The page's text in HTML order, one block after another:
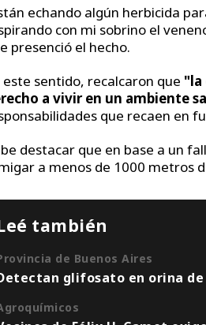
echando algún herbicida
con mi sobrino el
presenció el hecho.
este sentido, recalcaron que "la
a vivir en un ambiente
que recaen en
destacar que en base a un
a menos de 1000 metros
también
de Buenos Aires
glifosato en orina